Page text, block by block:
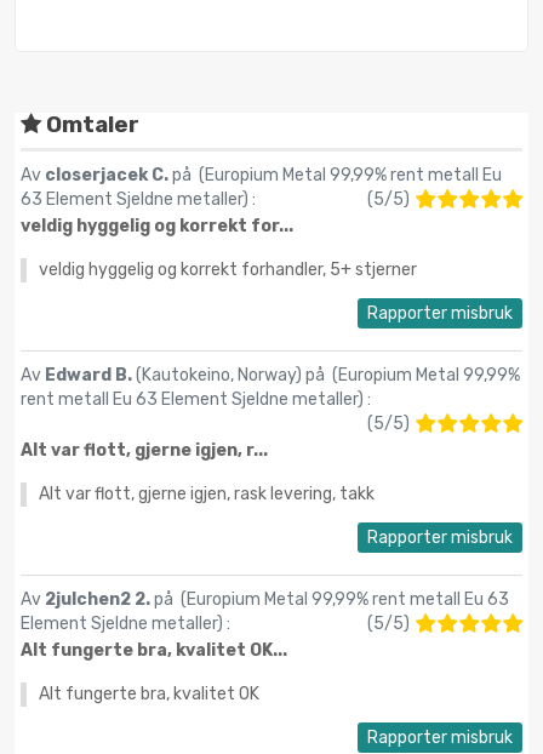
Omtaler
Av closerjacek C.på (Europium Metal 99,99% rent metall Eu
63 Element Sjeldne metaller) : (5/5)
veldig hyggelig og korrekt for...
veldig hyggelig og korrekt forhandler, 5+ stjerner
Rapporter misbruk
Av Edward B.(Kautokeino, Norway) på (Europium Metal 99,99%
rent metall Eu 63 Element Sjeldne metaller) :
(5/5)
Alt var flott, gjerne igjen, r...
Alt var flott, gjerne igjen, rask levering, takk
Rapporter misbruk
Av 2julchen2 2.på (Europium Metal 99,99% rent metall Eu 63
Element Sjeldne metaller) : (5/5)
Alt fungerte bra, kvalitet OK...
Alt fungerte bra, kvalitet OK
Rapporter misbruk